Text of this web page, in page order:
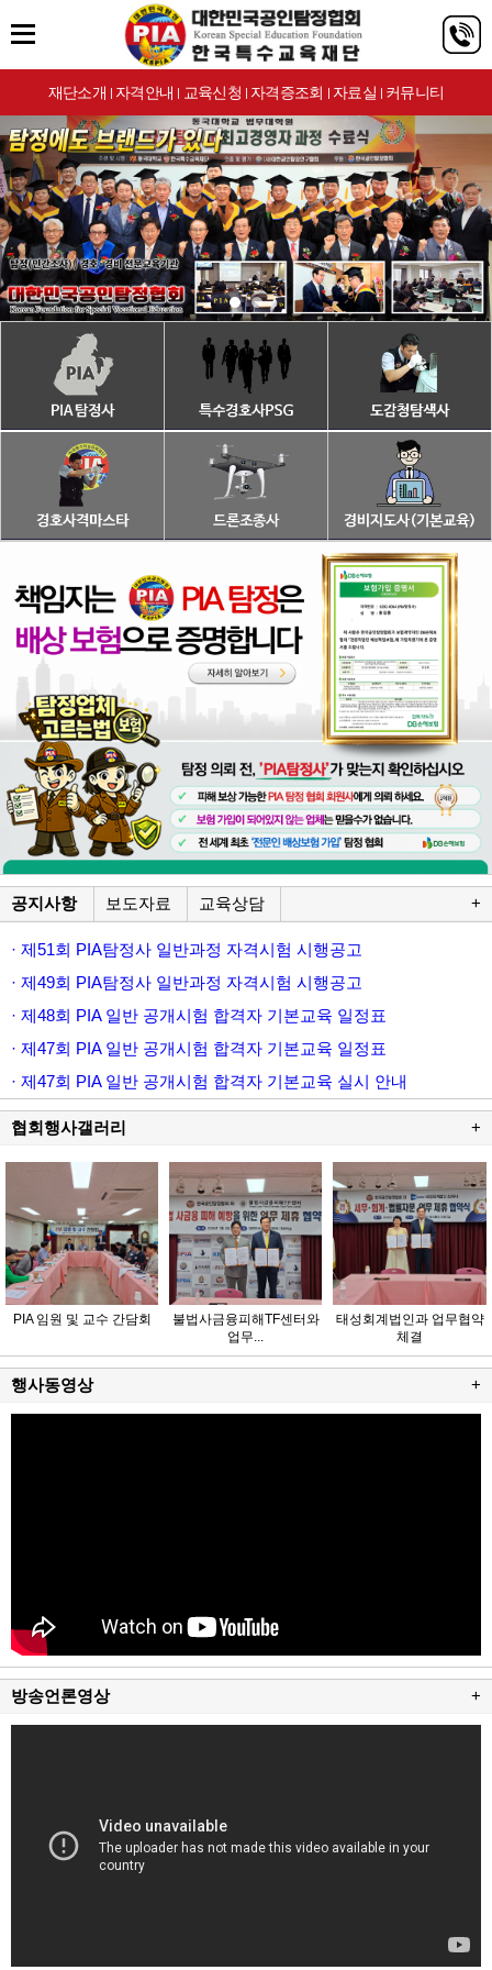
재단소개 | 자격안내 | 교육신청 | 자격증조회 | 자료실 | 커뮤니티
공지사항 보도자료 교육상담 +
· 제51회 PIA탐정사 일반과정 자격시험 시행공고
· 제49회 PIA탐정사 일반과정 자격시험 시행공고
· 제48회 PIA 일반 공개시험 합격자 기본교육 일정표
· 제47회 PIA 일반 공개시험 합격자 기본교육 일정표
· 제47회 PIA 일반 공개시험 합격자 기본교육 실시 안내
협회행사갤러리 +
PIA 임원 및 교수 간담회
불법사금융피해TF센터와
업무...
태성회계법인과 업무협약
체결
행사동영상 +
방송언론영상 +